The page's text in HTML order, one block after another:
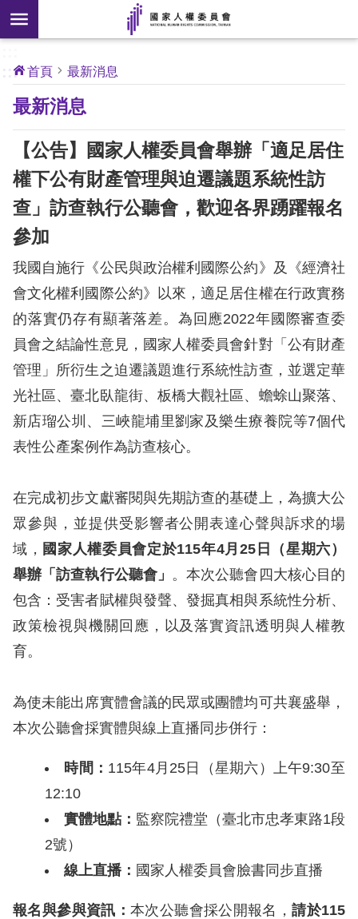
前往主要內容區塊
搜
尋
開
新
核
心
人
權
公
關
於
本
最
新
消
息
人
權
業
心
人
權
公
約
陳
申
訴
:::
首頁 最新消息
最新消息
【公告】國家人權委員會舉辦「適足居住
權下公有財產管理與迫遷議題系統性訪
查」訪查執行公聽會，歡迎各界踴躍報名
參加
我國自施行《公民與政治權利國際公約》及《經濟社
會文化權利國際公約》以來，適足居住權在行政實務
的落實仍存有顯著落差。為回應2022年國際審查委
員會之結論性意見，國家人權委員會針對「公有財產
管理」所衍生之迫遷議題進行系統性訪查，並選定華
光社區、臺北臥龍街、板橋大觀社區、蟾蜍山聚落、
新店瑠公圳、三峽龍埔里劉家及樂生療養院等7個代
表性公產案例作為訪查核心。
在完成初步文獻審閱與先期訪查的基礎上，為擴大公
眾參與，並提供受影響者公開表達心聲與訴求的場
域， 國家人權委員會定於115年4月25 日（星期六）
舉辦「訪查執行公聽會」 。本次公聽會四大核心目的
包含：受害者賦權與發聲、發掘真相與系統性分析、
政策檢視與機關回應，以及落實資訊透明與人權教
育。
為使未能出席實體會議的民眾或團體均可共襄盛舉，
本次公聽會採實體與線上直播同步併行：
時間： 115年4月25日（星期六）上午9:30至
12:10
實體地點： 監察院禮堂（臺北市忠孝東路1段
2號）
線上直播： 國家人權委員會臉書同步直播
報名與參與資訊：本次公聽會採公開報名，請於115